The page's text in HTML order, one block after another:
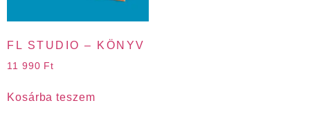
FL STUDIO – KÖNYV
11 990 Ft
Kosárba teszem